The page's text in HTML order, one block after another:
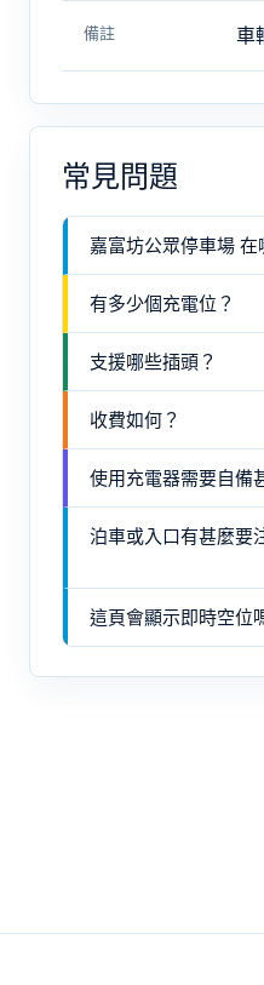
備註 車
常見問題
嘉富坊公眾停車場 在
有多少個充電位？
支援哪些插頭？
收費如何？
使用充電器需要自備
泊車或入口有甚麼要
這頁會顯示即時空位